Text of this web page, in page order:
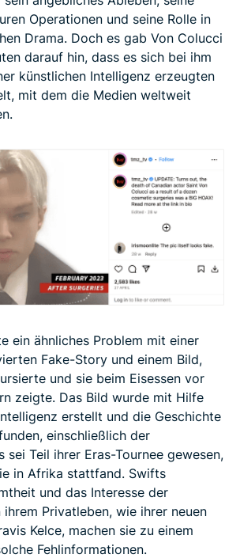
Operationen und seine Rolle in
Drama. Doch es gab Von Colucci
darauf hin, dass es sich bei ihm
künstlichen Intelligenz erzeugten
mit dem die Medien weltweit
ein ähnliches Problem mit einer
Fake-Story und einem Bild,
und sie beim Eisessen vor
zeigte. Das Bild wurde mit Hilfe
erstellt und die Geschichte
einschließlich der
sei Teil ihrer Eras-Tournee gewesen,
in Afrika stattfand. Swifts
und das Interesse der
Privatleben, wie ihrer neuen
Kelce, machen sie zu einem
Fehlinformationen.